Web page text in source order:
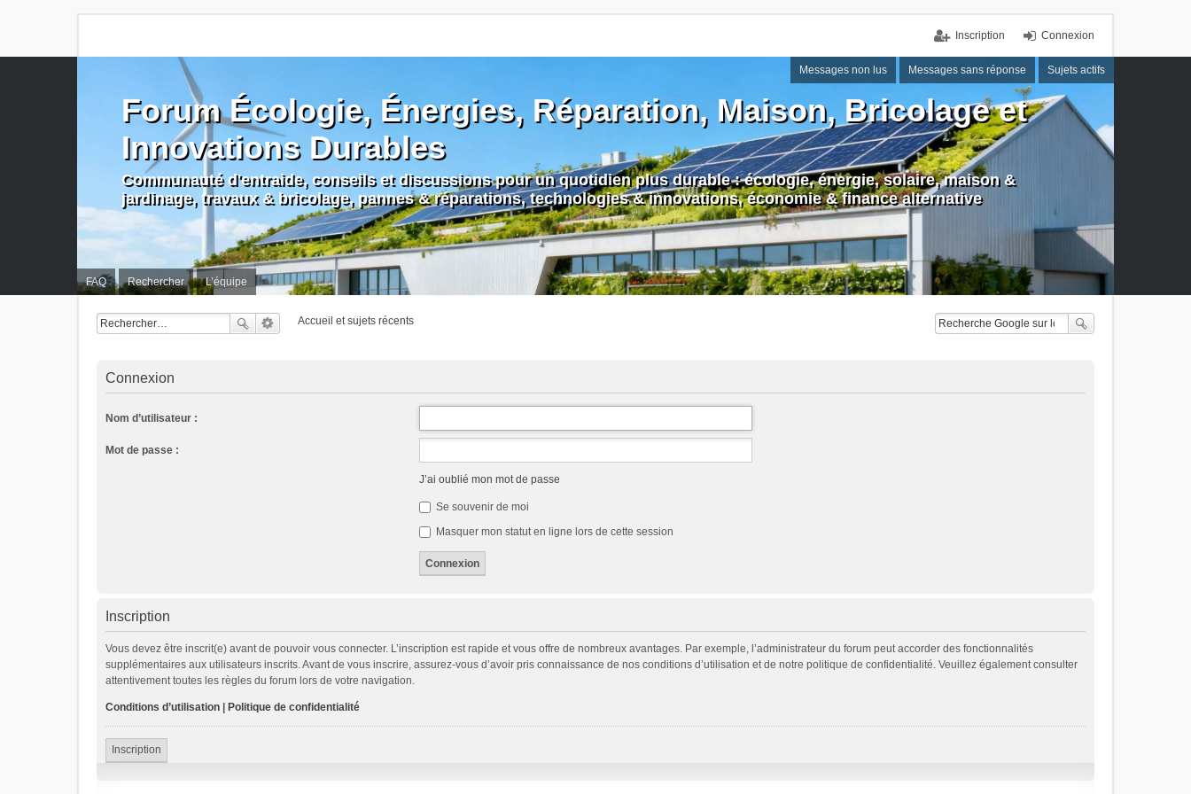
Connexion
Inscription
Messages non lus Messages sans réponse Sujets actifs
FAQ Rechercher L’équipe
Forum Écologie, Énergies, Réparation, Maison, Bricolage et
Innovations Durables
Communauté d'entraide, conseils et discussions pour un quotidien plus durable : écologie, énergie, solaire, maison &
jardinage, travaux & bricolage, pannes & réparations, technologies & innovations, économie & finance alternative
Accueil et sujets récents
Connexion
Nom d’utilisateur :
Mot de passe :
J’ai oublié mon mot de passe
Se souvenir de moi
Masquer mon statut en ligne lors de cette session
Inscription
Vous devez être inscrit(e) avant de pouvoir vous connecter. L’inscription est rapide et vous offre de nombreux avantages. Par exemple, l’administrateur du forum peut accorder des fonctionnalités
supplémentaires aux utilisateurs inscrits. Avant de vous inscrire, assurez-vous d’avoir pris connaissance de nos conditions d’utilisation et de notre politique de confidentialité. Veuillez également consulter
attentivement toutes les règles du forum lors de votre navigation.
Conditions d’utilisation Politique de confidentialité
Inscription